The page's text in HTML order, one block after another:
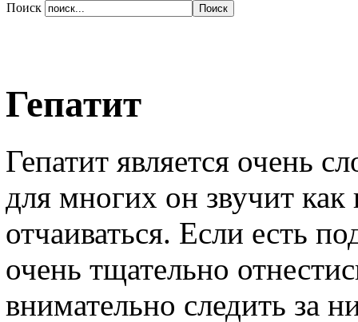
Поиск
Гепатит
Гепатит является очень
для многих он звучит
отчаиваться. Если есть
очень тщательно
внимательно следить за